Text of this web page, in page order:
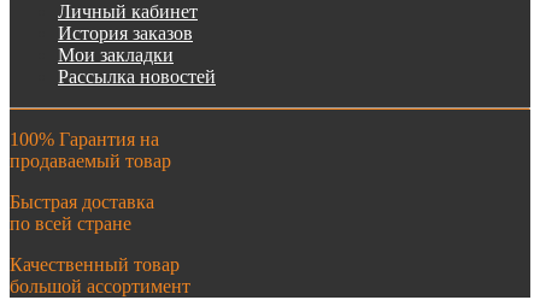
Личный кабинет
История заказов
Мои закладки
Рассылка новостей
100% Гарантия на
продаваемый товар
Быстрая доставка
по всей стране
Качественный товар
большой ассортимент